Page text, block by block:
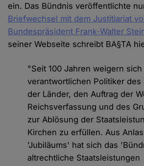
ein. Das Bündnis veröffentlichte
Briefwechsel mit dem Justitiariat
Bundespräsident Frank-Walter
seiner Webseite schreibt BA§TA
"Seit 100 Jahren weigern sich
verantwortlichen Politiker des
der Länder, den Auftrag der
Reichsverfassung und des
zur Ablösung der
Kirchen zu erfüllen. Aus
'Jubiläums' hat sich das
altrechtliche Staatsleistungen